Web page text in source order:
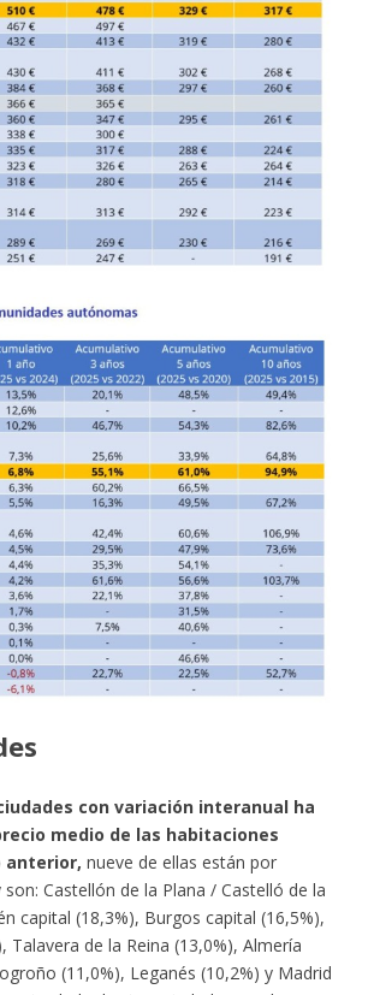
con variación interanual ha
medio de las habitaciones
anterior, nueve de ellas están por
Castellón de la Plana / Castelló de la
capital (18,3%), Burgos capital (16,5%),
Talavera de la Reina (13,0%), Almería
(11,0%), Leganés (10,2%) y Madrid